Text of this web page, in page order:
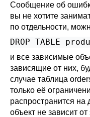
Сообщение об
вы не хотите
по отдельности,
и все зависимые
зависящие от них,
случае таблица
только её
распространится на
объект не зависит